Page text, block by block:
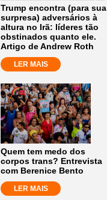
Trump encontra (para sua
surpresa) adversários à
altura no Irã: líderes tão
obstinados quanto ele.
Artigo de Andrew Roth
LER MAIS
Quem tem medo dos
corpos trans? Entrevista
com Berenice Bento
LER MAIS